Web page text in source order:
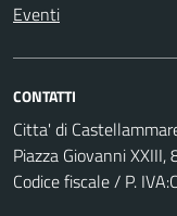
Eventi
CONTATTI
Citta' di
Piazza Giovanni
Codice fiscale / P.